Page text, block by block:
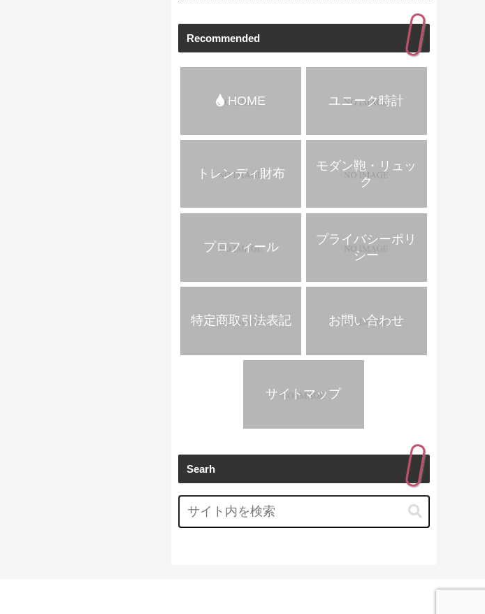
Recommended
HOME ユニーク時計
トレンディ財布
モダン鞄・リュッ
ク
プロフィール
プライバシーポリ
シー
特定商取引法表記 お問い合わせ
サイトマップ
Searh